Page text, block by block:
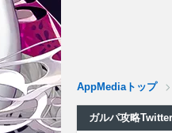
AppMediaトップ
ガルパ攻略Twitter